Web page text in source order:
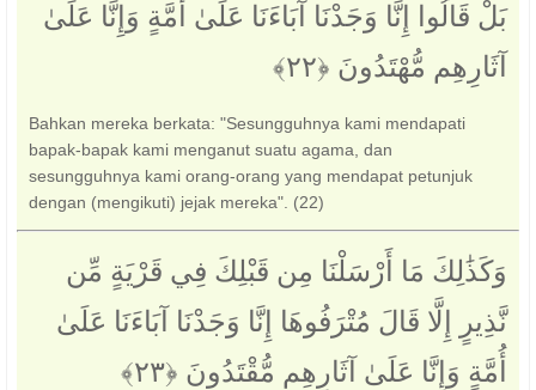
بَلْ قَالُوا إِنَّا وَجَدْنَا آبَاءَنَا عَلَىٰ أُمَّةٍ وَإِنَّا عَلَىٰ
آثَارِهِم مُّهْتَدُونَ ‎﴿٢٢﴾‏
Bahkan mereka berkata: "Sesungguhnya kami mendapati
bapak-bapak kami menganut suatu agama, dan
sesungguhnya kami orang-orang yang mendapat petunjuk
dengan (mengikuti) jejak mereka". (22)
وَكَذَٰلِكَ مَا أَرْسَلْنَا مِن قَبْلِكَ فِي قَرْيَةٍ مِّن
نَّذِيرٍ إِلَّا قَالَ مُتْرَفُوهَا إِنَّا وَجَدْنَا آبَاءَنَا عَلَىٰ
أُمَّةٍ وَإِنَّا عَلَىٰ آثَارِهِم مُّقْتَدُونَ ‎﴿٢٣﴾‏